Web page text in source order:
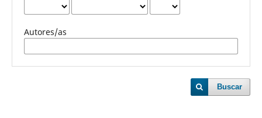
Autores/as
Buscar